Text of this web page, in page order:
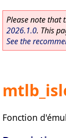
Please note that
2026.1.0. This
See the
Fonction